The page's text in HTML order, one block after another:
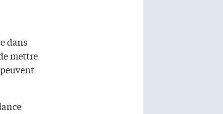
dans
mettre